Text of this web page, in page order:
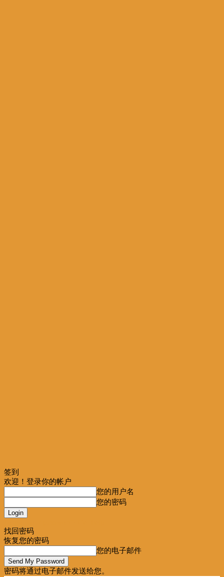
签到
欢迎！登录你的帐户
您的用户名
您的密码
找回密码
恢复您的密码
您的电子邮件
密码将通过电子邮件发送给您。